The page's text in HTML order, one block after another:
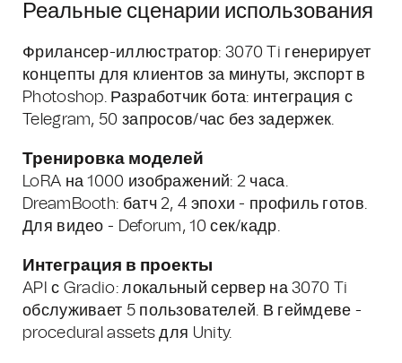
Реальные сценарии использования
Фрилансер-иллюстратор: 3070 Ti генерирует
концепты для клиентов за минуты, экспорт в
Photoshop. Разработчик бота: интеграция с
Telegram, 50 запросов/час без задержек.
Тренировка моделей
LoRA на 1000 изображений: 2 часа.
DreamBooth: батч 2, 4 эпохи - профиль готов.
Для видео - Deforum, 10 сек/кадр.
Интеграция в проекты
API с Gradio: локальный сервер на 3070 Ti
обслуживает 5 пользователей. В геймдеве -
procedural assets для Unity.